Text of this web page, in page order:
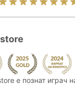
е познат играч